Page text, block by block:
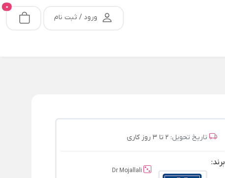
ورود / ثبت نام
0
تاریخ تحویل: 2 تا 3 روز کاری
برند:
Dr Mojallali